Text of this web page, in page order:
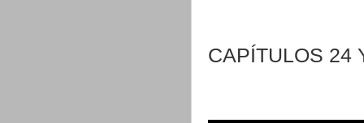
CAPÍTULOS 24